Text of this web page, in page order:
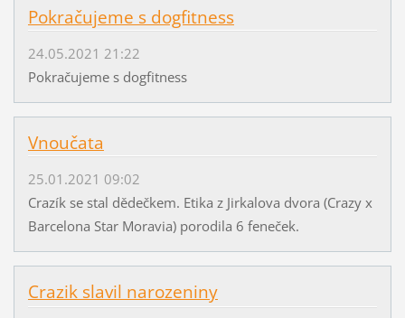
Pokračujeme s dogfitness
24.05.2021 21:22
Pokračujeme s dogfitness
Vnoučata
25.01.2021 09:02
Crazík se stal dědečkem. Etika z Jirkalova dvora (Crazy x
Barcelona Star Moravia) porodila 6 feneček.
Crazik slavil narozeniny